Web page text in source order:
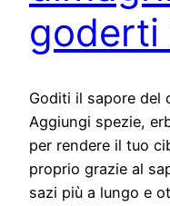
goderti
Goditi il sapore del
Aggiungi spezie,
per rendere il tuo
proprio grazie al
sazi più a lungo e